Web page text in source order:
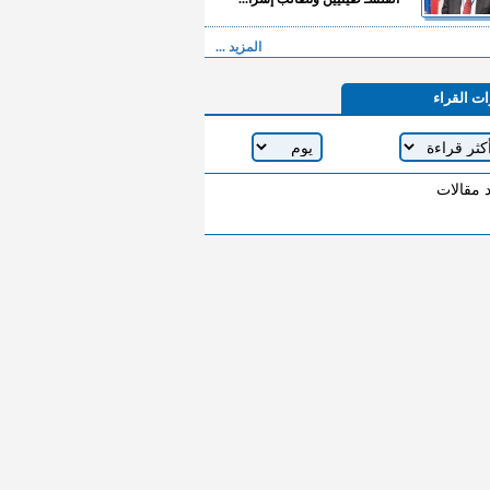
المزيد ...
القراء
مقالات